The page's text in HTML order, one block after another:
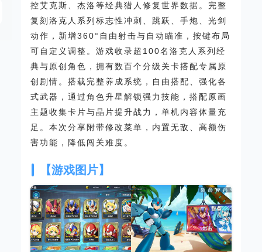
控艾克斯、杰洛等经典猎人修复世界数据。完整
复刻洛克人系列标志性冲刺、跳跃、手炮、光剑
动作，新增360°自由射击与自动瞄准，按键布局
可自定义调整。游戏收录超100名洛克人系列经
典与原创角色，拥有数百个分级关卡搭配专属原
创剧情。搭载完整养成系统，自由搭配、强化各
式武器，通过角色升星解锁强力技能，搭配原画
主题收集卡片与晶片提升战力，单机内容体量充
足。本次分享附带修改菜单，内置无敌、高额伤
害功能，降低闯关难度。
【游戏图片】